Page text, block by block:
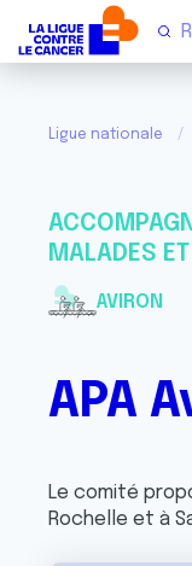
Ligue nationale
MALADES
AVIRON
APA
Le comité
Rochelle et à